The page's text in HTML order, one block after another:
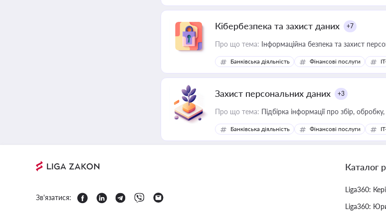
Кібербезпека та захист даних +7
Про що тема: Інформаційна безпека та захист
Банківська діяльність Фінансові послуги
Захист персональних даних +3
Про що тема: Підбірка інформації про збір,
Банківська діяльність Фінансові послуги
Зв'язатися:
Каталог
Liga360:
Liga360: